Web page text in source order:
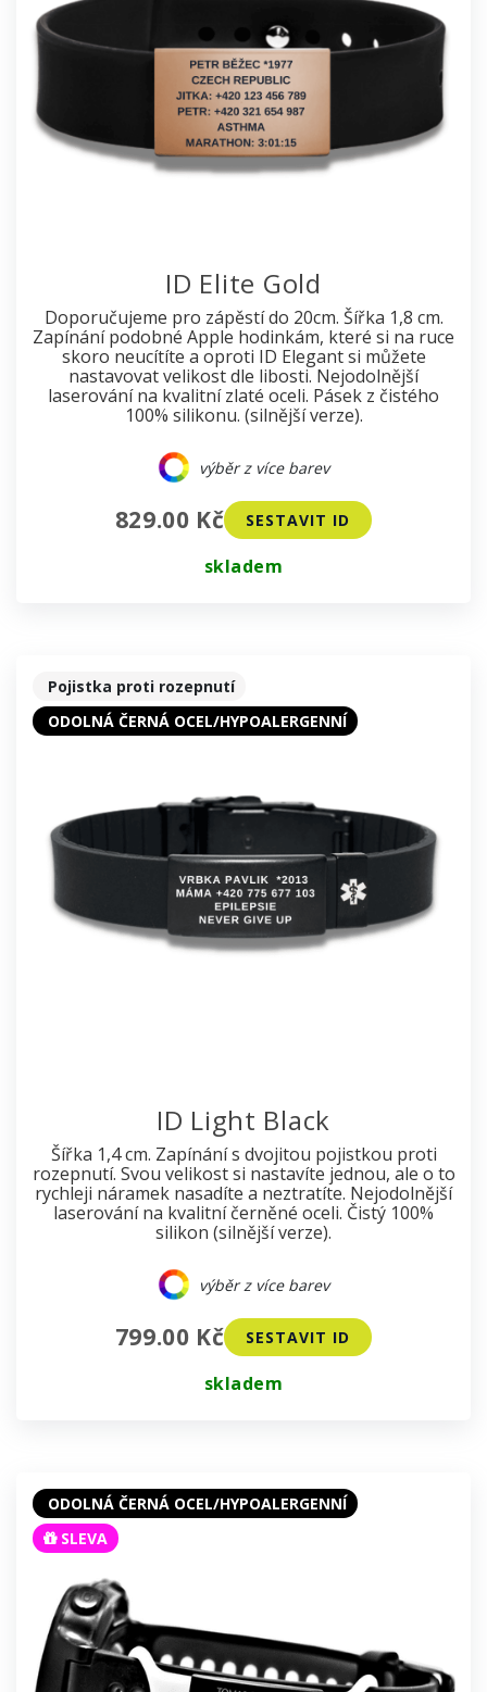
ID Elite Gold
Doporučujeme pro zápěstí do 20cm. Šířka 1,8 cm.
Zapínání podobné Apple hodinkám, které si na ruce
skoro neucítíte a oproti ID Elegant si můžete
nastavovat velikost dle libosti. Nejodolnější
laserování na kvalitní zlaté oceli. Pásek z čistého
100% silikonu. (silnější verze).
výběr z více barev
829.00 Kč SESTAVIT ID
skladem
Pojistka proti rozepnutí
ODOLNÁ ČERNÁ OCEL/HYPOALERGENNÍ
ID Light Black
Šířka 1,4 cm. Zapínání s dvojitou pojistkou proti
rozepnutí. Svou velikost si nastavíte jednou, ale o to
rychleji náramek nasadíte a neztratíte. Nejodolnější
laserování na kvalitní černěné oceli. Čistý 100%
silikon (silnější verze).
výběr z více barev
799.00 Kč SESTAVIT ID
skladem
ODOLNÁ ČERNÁ OCEL/HYPOALERGENNÍ
SLEVA